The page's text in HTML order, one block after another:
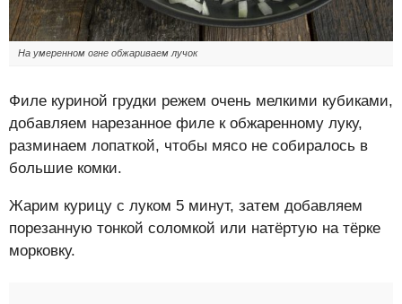
На умеренном огне обжариваем лучок
Филе куриной грудки режем очень мелкими кубиками,
добавляем нарезанное филе к обжаренному луку,
разминаем лопаткой, чтобы мясо не собиралось в
большие комки.
Жарим курицу с луком 5 минут, затем добавляем
порезанную тонкой соломкой или натёртую на тёрке
морковку.